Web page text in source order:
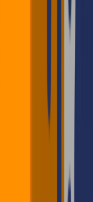
Com um bom banco
exclusivas, descontos
também permite criar
direcionadas a
anteriores ou a
lembretes de reservas
e vai mostrar que o
Divulgação
Invista nas redes
público para essas
ferramentas de
maneira precisa.
parcerias com outras